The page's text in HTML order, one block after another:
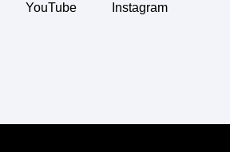
YouTube Instagram